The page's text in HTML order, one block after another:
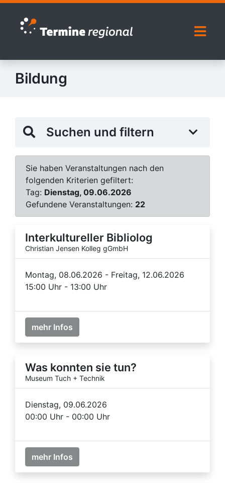
Zur Navigation springen
Zum Inhalt springen
Bildung
Suchen und filtern
Sie haben Veranstaltungen nach den
folgenden Kriterien gefiltert:
Tag: Dienstag, 09.06.2026
Gefundene Veranstaltungen: 22
Interkultureller Bibliolog
Christian Jensen Kolleg gGmbH
Montag, 08.06.2026 - Freitag, 12.06.2026
15:00 Uhr - 13:00 Uhr
mehr Infos
Was konnten sie tun?
Museum Tuch + Technik
Dienstag, 09.06.2026
00:00 Uhr - 00:00 Uhr
mehr Infos